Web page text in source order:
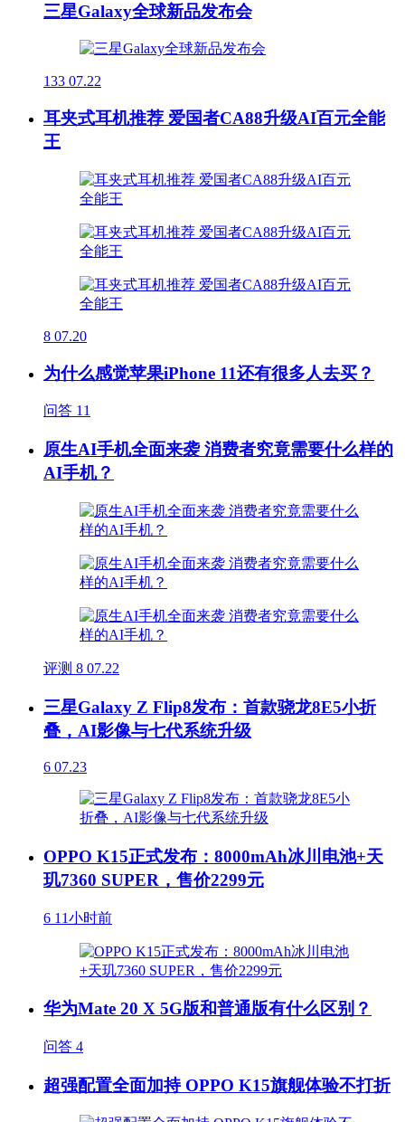
三星Galaxy全球新品发布会
133 07.22
耳夹式耳机推荐 爱国者CA88升级AI百元全能
王
8 07.20
为什么感觉苹果iPhone 11还有很多人去买？
问答 11
原生AI手机全面来袭 消费者究竟需要什么样的
AI手机？
评测 8 07.22
三星Galaxy Z Flip8发布：首款骁龙8E5小折
叠，AI影像与七代系统升级
6 07.23
OPPO K15正式发布：8000mAh冰川电池+天
玑7360 SUPER，售价2299元
6 11小时前
华为Mate 20 X 5G版和普通版有什么区别？
问答 4
超强配置全面加持 OPPO K15旗舰体验不打折